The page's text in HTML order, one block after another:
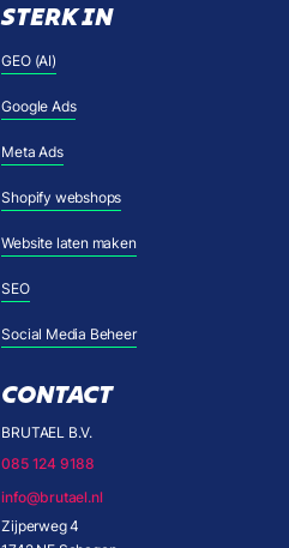
STERK IN
GEO (AI)
Google Ads
Meta Ads
Shopify webshops
Website laten maken
SEO
Social Media Beheer
CONTACT
BRUTAEL B.V.
085 124 9188
info@brutael.nl
Zijperweg 4